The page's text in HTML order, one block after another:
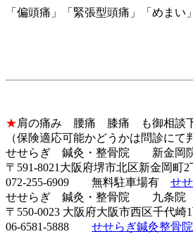
「偏頭痛」「緊張型頭痛」「めま
★肩の痛み 腰痛 膝痛 も御相談
（保険適応可能かどうかは問診にて
せせらぎ 鍼灸・整骨院 新金岡
〒591-8021大阪府堺市北区新金岡町2
072-255-6909 無料駐車場有 せ
せせらぎ 鍼灸・整骨院 九条院
〒550-0023 大阪府大阪市西区千代崎
06-6581-5888 せせらぎ鍼灸整骨